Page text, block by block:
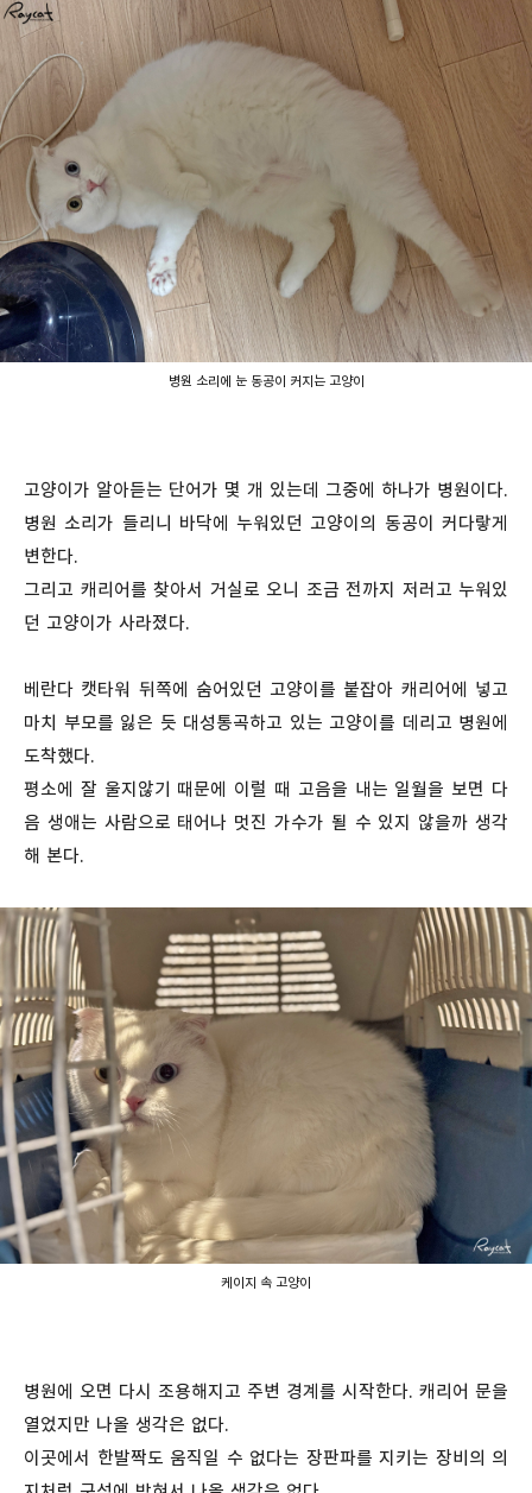
병원 소리에 눈 동공이 커지는 고양이
고양이가 알아듣는 단어가 몇 개 있는데 그중에 하나가 병원이다.
병원 소리가 들리니 바닥에 누워있던 고양이의 동공이 커다랗게
변한다.
그리고 캐리어를 찾아서 거실로 오니 조금 전까지 저러고 누워있
던 고양이가 사라졌다.
베란다 캣타워 뒤쪽에 숨어있던 고양이를 붙잡아 캐리어에 넣고
마치 부모를 잃은 듯 대성통곡하고 있는 고양이를 데리고 병원에
도착했다.
평소에 잘 울지않기 때문에 이럴 때 고음을 내는 일월을 보면 다
음 생애는 사람으로 태어나 멋진 가수가 될 수 있지 않을까 생각
해 본다.
케이지 속 고양이
병원에 오면 다시 조용해지고 주변 경계를 시작한다. 캐리어 문을
열었지만 나올 생각은 없다.
이곳에서 한발짝도 움직일 수 없다는 장판파를 지키는 장비의 의